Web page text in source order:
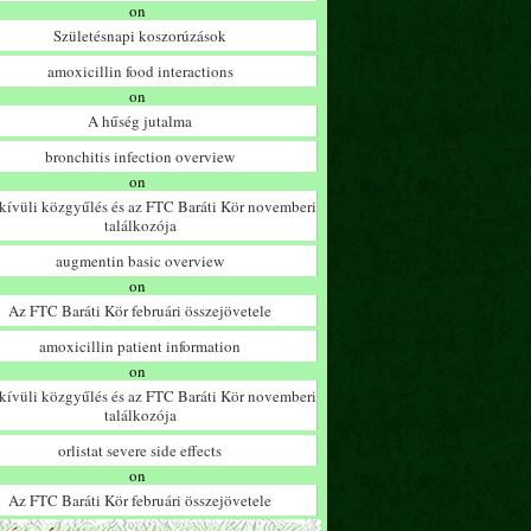
on
Születésnapi koszorúzások
amoxicillin food interactions
on
A hűség jutalma
bronchitis infection overview
on
közgyűlés és az FTC Baráti Kör novemberi
találkozója
augmentin basic overview
on
Az FTC Baráti Kör februári összejövetele
amoxicillin patient information
on
közgyűlés és az FTC Baráti Kör novemberi
találkozója
orlistat severe side effects
on
Az FTC Baráti Kör februári összejövetele